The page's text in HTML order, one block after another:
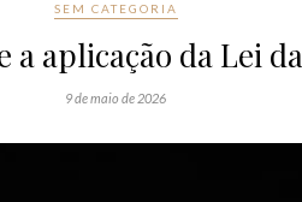
SEM CATEGORIA
a aplicação da Lei
9 de maio de 2026